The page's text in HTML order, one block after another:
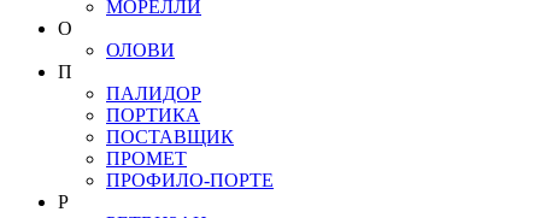
МОРЕЛЛИ
О
ОЛОВИ
П
ПАЛИДОР
ПОРТИКА
ПОСТАВЩИК
ПРОМЕТ
ПРОФИЛО-ПОРТЕ
Р